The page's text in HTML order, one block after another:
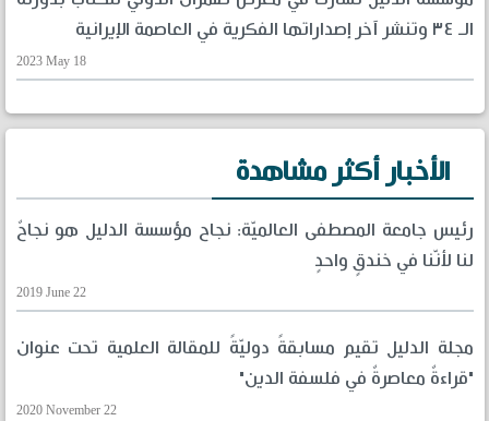
الـ ٣٤ وتنشر آخر إصداراتها الفكرية في العاصمة الإيرانية
2023 May 18
الأخبار أكثر مشاهدة
رئيس جامعة المصطفى العالميّة: نجاح مؤسسة الدليل هو نجاحٌ
لنا لأنّنا في خندقٍ واحدٍ
2019 June 22
مجلة الدليل تقيم مسابقةً دوليّةً للمقالة العلمية تحت عنوان
"قراءةٌ معاصرةٌ في فلسفة الدين"
2020 November 22